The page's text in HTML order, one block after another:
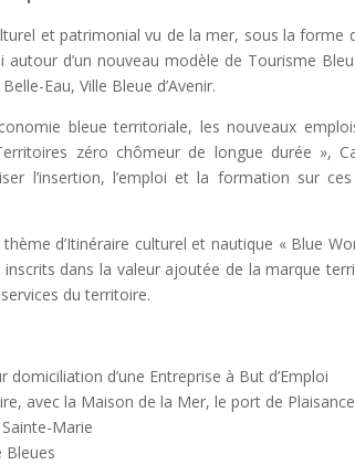
et patrimonial vu de la mer, sous la forme
autour d’un nouveau modèle de Tourisme
Eau, Ville Bleue d’Avenir.
bleue territoriale, les nouveaux
zéro chômeur de longue durée »,
l’insertion, l’emploi et la formation sur
d’Itinéraire culturel et nautique « Blue
dans la valeur ajoutée de la marque
du territoire.
d’une Entreprise à But d’Emploi
avec la Maison de la Mer, le port de
Marie
Bleues